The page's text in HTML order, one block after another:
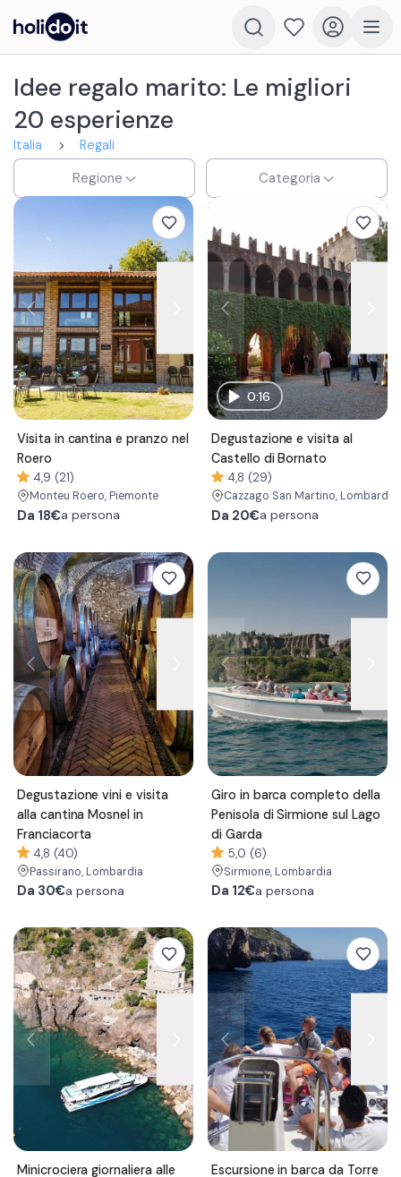
Idee regalo marito: Le migliori
20 esperienze
Italia Regali
Regione Categoria
Visita in cantina e pranzo nel
Roero
4,9 (21)
Monteu Roero, Piemonte
Da 18€a persona
0:16
Degustazione e visita al
Castello di Bornato
4,8 (29)
Cazzago San Martino, Lombardia
Da 20€a persona
Degustazione vini e visita
alla cantina Mosnel in
Franciacorta
4,8 (40)
Passirano, Lombardia
Da 30€a persona
Giro in barca completo della
Penisola di Sirmione sul Lago
di Garda
5,0 (6)
Sirmione, Lombardia
Da 12€a persona
Minicrociera giornaliera alle
Escursione in barca da Torre